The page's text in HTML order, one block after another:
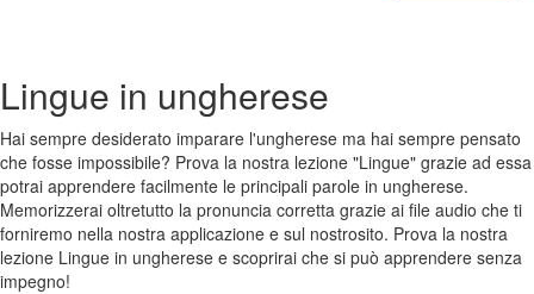
Lingue in ungherese
Hai sempre desiderato imparare l'ungherese ma hai sempre pensato
che fosse impossibile? Prova la nostra lezione "Lingue" grazie ad essa
potrai apprendere facilmente le principali parole in ungherese.
Memorizzerai oltretutto la pronuncia corretta grazie ai file audio che ti
forniremo nella nostra applicazione e sul nostrosito. Prova la nostra
lezione Lingue in ungherese e scoprirai che si può apprendere senza
impegno!